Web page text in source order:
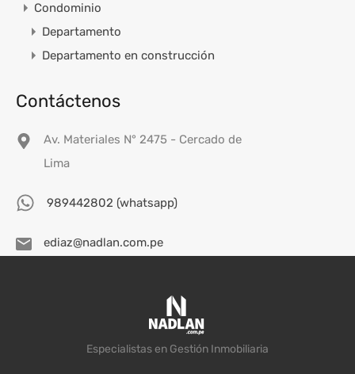
Condominio
Departamento
Departamento en construcción
Contáctenos
Av. Materiales N° 2475 - Cercado de
Lima
989442802 (whatsapp)
ediaz@nadlan.com.pe
Especialistas en Gestión Inmobiliaria